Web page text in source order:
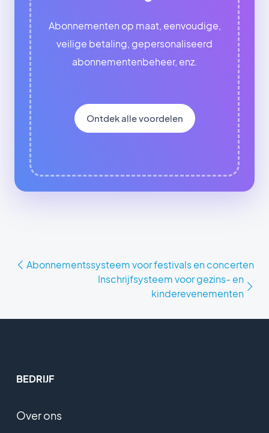
Abonnementen op maat, eenvoudige,
veilige betaling, gepersonaliseerd
abonnementenbeheer, enz.
Ontdek alle voordelen
Abonnementssysteem voor festivals en concerten
Inschrijfsysteem voor gezins- en
kinderevenementen
BEDRIJF
Over ons